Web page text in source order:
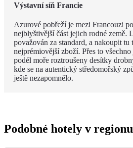
Výstavní síň Francie
Azurové pobřeží je mezi Francouzi
nejblyštivější část jejich rodné země.
považován za standard, a nakoupit tu
nejprémiovější zboží. Přes to všechno
podél moře roztroušeny desítky
kde se na autentický středomořský
ještě nezapomnělo.
Podobné hotely v regionu